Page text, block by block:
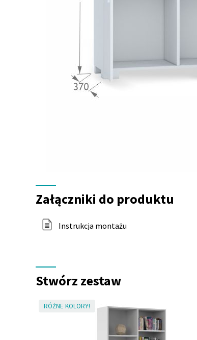
do
produktu
Załączniki do produktu
Instrukcja montażu
Stwórz zestaw
RÓŻNE KOLORY!